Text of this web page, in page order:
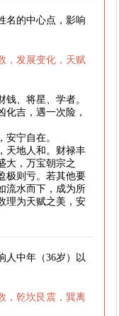
名的中心点，影响
，发展变化，天赋
钱、将星、学者。
化吉，遇一次险，
安宁自在。
天地人和。财禄丰
大，万宝朝宗之
极则亏。若其他要
流水而下，成为所
理为天赋之美，安
人中年（36岁）以
，乾坎艮震，巽离